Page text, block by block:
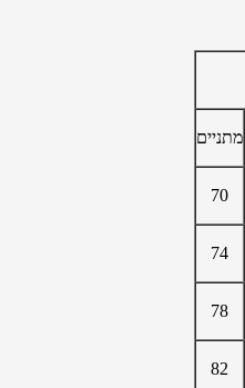
מתניים
70
74
78
82